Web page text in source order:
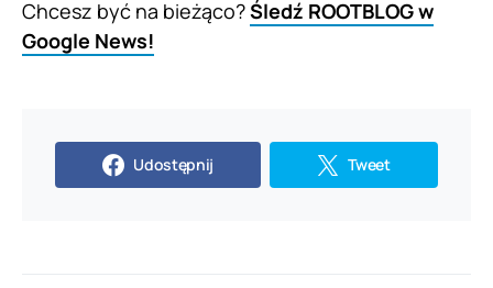
Chcesz być na bieżąco?Śledź ROOTBLOG w
Google News!
Udostępnij Tweet